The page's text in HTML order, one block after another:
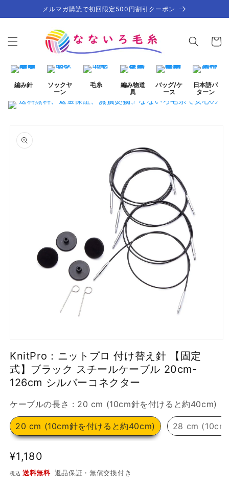
進む
メルマガ購読で初回限定500円割引クーポン
ー
編み針
ソックヤ
ーン
毛糸
編み物道
具
バッグ/ケ
ース
日本語パ
ターン
報にス
キップ
ー
ダ
ル
で
ィ
ア
(1)
を
く
KnitPro：ニットプロ 付け替え針 【固定
式】ブラック スチールケーブル 20cm-
126cm シルバーコネクター
ケーブルの長さ : 20 cm (10cm針を付けると約40cm)
20 cm (10cm針を付けると約40cm) 28 cm (10cm
通
¥1,180
税込送料無料 返品保証・無償交換付き